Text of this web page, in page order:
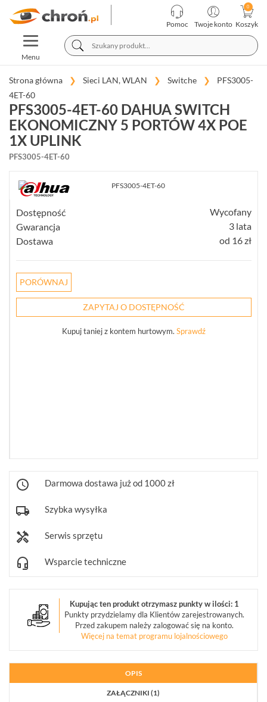
Pomoc Twoje konto Koszyk
TOGGLE
NAVIGATION
Menu
KATEGORIE
PRODUCENCI
TELEWIZJA
PRZEMYSŁOWA
ALARMOWE
SYSTEMY
PPOŻ
WIDEODOMOFONY
I
DOMOFONY
KONTROLA
INTELIGENTNY
BUDYNEK
SIECI
LAN,
WLAN
SZAFY
(30)
WIEŻE
MOBILNE
LICENCJE
BCS
ZESTAWY
WYPRZEDAŻ
(29)
PROMOCJE
(74)
REJESTRACJA
Strona główna Sieci LAN, WLAN Switche
PFS3005-
4ET-60
PFS3005-4ET-60 DAHUA SWITCH
EKONOMICZNY 5 PORTÓW 4X POE
1X UPLINK
PFS3005-4ET-60
Dostępność
Wycofany
Gwarancja
3 lata
Dostawa
od 16 zł
PORÓWNAJ
ZAPYTAJ O DOSTĘPNOŚĆ
Kupuj taniej z kontem hurtowym. Sprawdź
Darmowa dostawa już od 1000 zł
Szybka wysyłka
Serwis sprzętu
Wsparcie techniczne
Kupując ten produkt otrzymasz punkty w ilości: 1
Punkty przydzielamy dla Klientów zarejestrowanych.
Przed zakupem należy zalogować się na konto.
Więcej na temat programu lojalnościowego
OPIS
ZAŁĄCZNIKI (1)